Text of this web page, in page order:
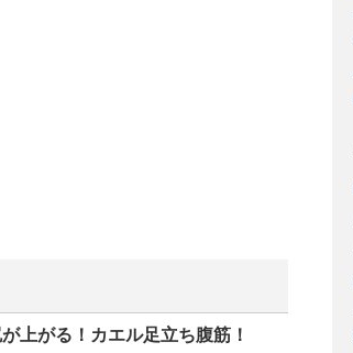
上がる！カエル足立ち腹筋！